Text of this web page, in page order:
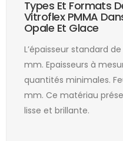
Types Et Formats
Vitroflex PMMA
Opale Et Glace
L’épaisseur standard
mm. Epaisseurs à
quantités minimales.
mm. Ce matériau
lisse et brillante.